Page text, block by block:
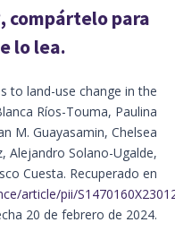
compártelo para
lo lea.
to land-use change in the
Ríos-Touma, Paulina
M. Guayasamin, Chelsea
Alejandro Solano-Ugalde,
Cuesta. Recuperado en
article/pii/
20 de febrero de 2024.